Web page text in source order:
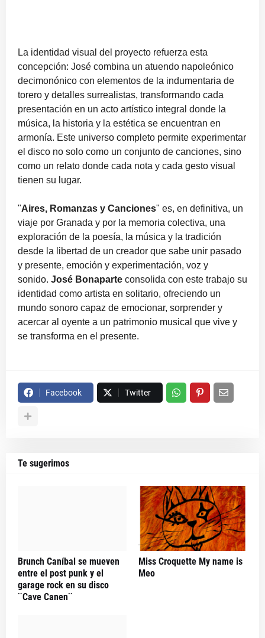
La identidad visual del proyecto refuerza esta
concepción: José combina un atuendo napoleónico
decimonónico con elementos de la indumentaria de
torero y detalles surrealistas, transformando cada
presentación en un acto artístico integral donde la
música, la historia y la estética se encuentran en
armonía. Este universo completo permite experimentar
el disco no solo como un conjunto de canciones, sino
como un relato donde cada nota y cada gesto visual
tienen su lugar.
"Aires, Romanzas y Canciones" es, en definitiva, un
viaje por Granada y por la memoria colectiva, una
exploración de la poesía, la música y la tradición
desde la libertad de un creador que sabe unir pasado
y presente, emoción y experimentación, voz y
sonido. José Bonaparte consolida con este trabajo su
identidad como artista en solitario, ofreciendo un
mundo sonoro capaz de emocionar, sorprender y
acercar al oyente a un patrimonio musical que vive y
se transforma en el presente.
Facebook Twitter
Te sugerimos
Brunch Caníbal se mueven
entre el post punk y el
garage rock en su disco
¨Cave Canen¨
Miss Croquette My name is
Meo